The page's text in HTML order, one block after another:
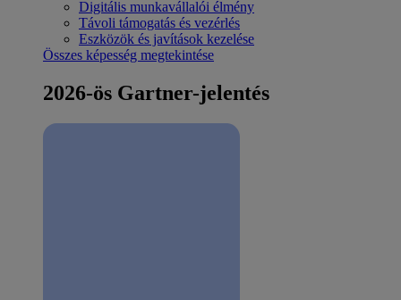
Digitális munkavállalói élmény
Távoli támogatás és vezérlés
Eszközök és javítások kezelése
Összes képesség megtekintése
2026-ös Gartner-jelentés